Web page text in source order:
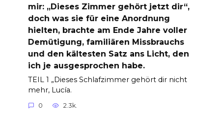
mir: „Dieses Zimmer gehört jetzt dir“,
doch was sie für eine Anordnung
hielten, brachte am Ende Jahre voller
Demütigung, familiären Missbrauchs
und den kältesten Satz ans Licht, den
ich je ausgesprochen habe.
TEIL 1 „Dieses Schlafzimmer gehört dir nicht
mehr, Lucía.
0 2.3k.